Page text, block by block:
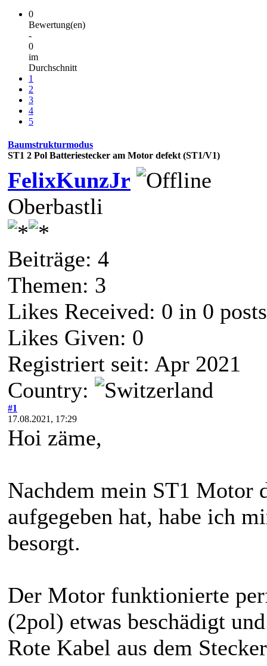
0
Bewertung(en)
-
0
im
Durchschnitt
1
2
3
4
5
Baumstrukturmodus
ST1 2 Pol Batteriestecker am Motor defekt (ST1/V1)
FelixKunzJr
Oberbastli
Beiträge: 4
Themen: 3
Likes Received: 0 in 0 posts
Likes Given: 0
Registriert seit: Apr 2021
Country:
#1
17.08.2021, 17:29
Hoi zäme,
Nachdem mein ST1 Motor
aufgegeben hat, habe ich
besorgt.
Der Motor funktionierte
(2pol) etwas beschädigt
Rote Kabel aus dem